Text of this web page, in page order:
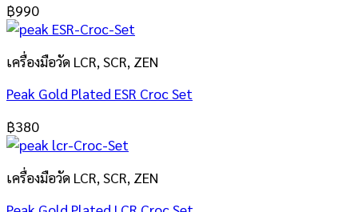
฿990
เครื่องมือวัด LCR, SCR, ZEN
Peak Gold Plated ESR Croc Set
฿380
เครื่องมือวัด LCR, SCR, ZEN